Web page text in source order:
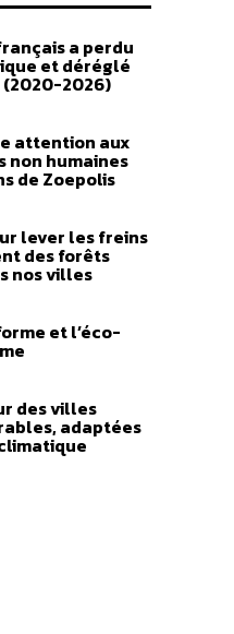
a perdu
et déréglé
2026)
attention aux
non humaines
de Zoepolis
lever les freins
des forêts
nos villes
et l’éco-
des villes
adaptées